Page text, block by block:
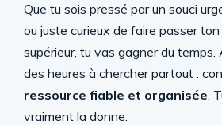
Que tu sois pressé par un souci
ou juste curieux de faire passer ton
supérieur, tu vas gagner du temps.
des heures à chercher partout :
ressource fiable et organisée.
vraiment la donne.